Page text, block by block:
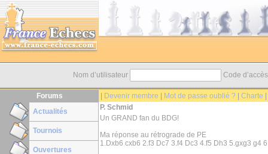
Nom d’utilisateur Code
Forums Devenir membre Mot de passe oublié ? Charte
Actualités
Tournois
Ouvertures
P. Schmid
Un GRAND fan du BDG!
Ma réponse au rétrograde de PE
1.Dxb6 cxb6 2.f3 Dc7 3.f4 Dc3 4.f5 Dh3 5.gxg3 g4